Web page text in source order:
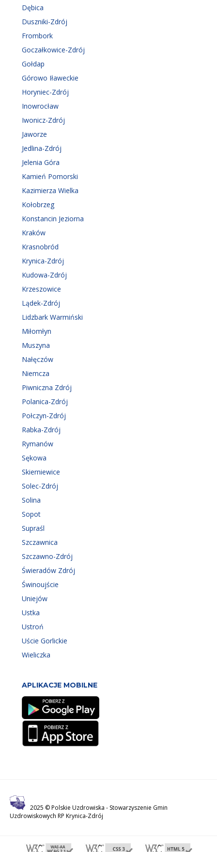
Dębica
Duszniki-Zdrój
Frombork
Goczałkowice-Zdrój
Gołdap
Górowo Iławeckie
Horyniec-Zdrój
Inowrocław
Iwonicz-Zdrój
Jaworze
Jedlina-Zdrój
Jelenia Góra
Kamień Pomorski
Kazimierza Wielka
Kołobrzeg
Konstancin Jeziorna
Kraków
Krasnobród
Krynica-Zdrój
Kudowa-Zdrój
Krzeszowice
Lądek-Zdrój
Lidzbark Warmiński
Miłomłyn
Muszyna
Nałęczów
Niemcza
Piwniczna Zdrój
Polanica-Zdrój
Połczyn-Zdrój
Rabka-Zdrój
Rymanów
Sękowa
Skierniewice
Solec-Zdrój
Solina
Sopot
Supraśl
Szczawnica
Szczawno-Zdrój
Świeradów Zdrój
Świnoujście
Uniejów
Ustka
Ustroń
Uście Gorlickie
Wieliczka
APLIKACJE MOBILNE
2025 © Polskie Uzdrowiska - Stowarzyszenie Gmin
Uzdrowiskowych RP Krynica-Zdrój